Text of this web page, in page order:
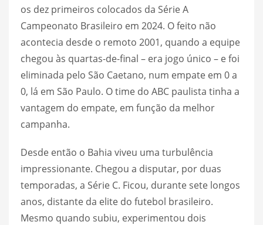
os dez primeiros colocados da Série A
Campeonato Brasileiro em 2024. O feito não
acontecia desde o remoto 2001, quando a equipe
chegou às quartas-de-final – era jogo único – e foi
eliminada pelo São Caetano, num empate em 0 a
0, lá em São Paulo. O time do ABC paulista tinha a
vantagem do empate, em função da melhor
campanha.
Desde então o Bahia viveu uma turbulência
impressionante. Chegou a disputar, por duas
temporadas, a Série C. Ficou, durante sete longos
anos, distante da elite do futebol brasileiro.
Mesmo quando subiu, experimentou dois